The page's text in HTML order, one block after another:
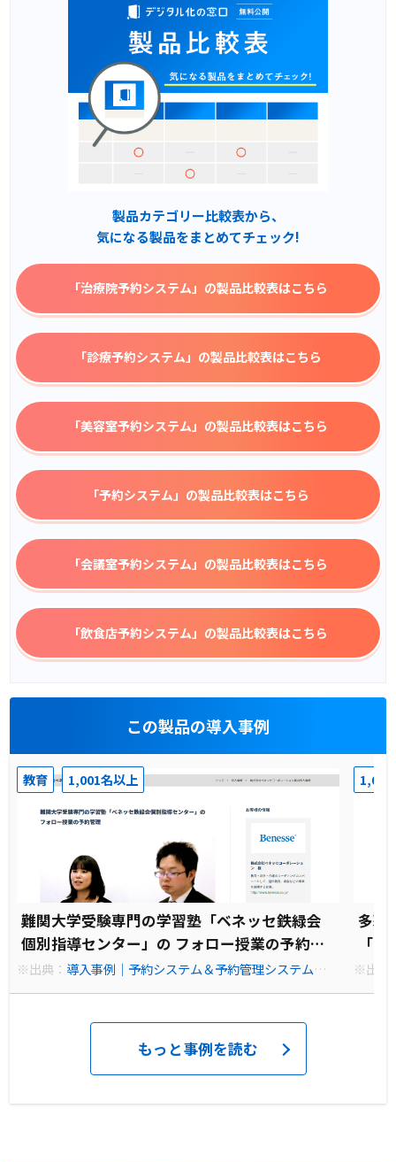
製品カテゴリー比較表から、
気になる製品をまとめてチェック!
「治療院予約システム」 の製品比較表はこちら
「診療予約システム」 の製品比較表はこちら
「美容室予約システム」 の製品比較表はこちら
「予約システム」 の製品比較表はこちら
「会議室予約システム」 の製品比較表はこちら
「飲食店予約システム」 の製品比較表はこちら
この製品の導入事例
教育 1,001名以上
難関大学受験専門の学習塾「ベネッセ鉄緑会
個別指導センター」の フォロー授業の予約管
理
※出典： 導入事例｜予約システム＆予約管理システム「C
hoiceRESERVE」
1,001
多彩
「
ム
※出典
もっと事例を読む